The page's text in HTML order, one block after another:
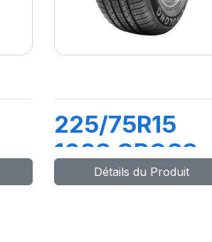
225/75R15
102S CROSS
WIND ET (HB)
Détails du Produit